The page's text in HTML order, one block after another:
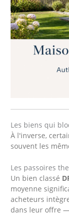
Les biens qui
À l'inverse,
souvent les
Les passoires
Un bien classé
moyenne
acheteurs
dans leur offre